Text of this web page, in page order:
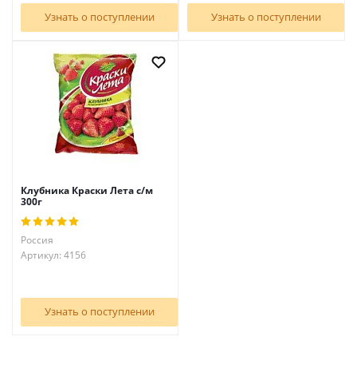
Узнать о поступлении Узнать о поступлении
Клубника Краски Лета с/м
300г
Россия
Артикул: 4156
Узнать о поступлении